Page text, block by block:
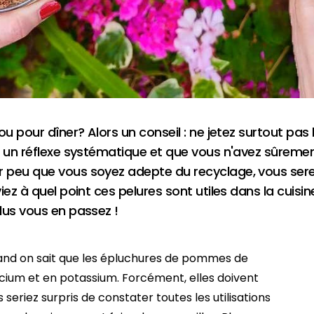
pour dîner? Alors un conseil : ne jetez surtout
réflexe systématique et que vous n'avez
que vous soyez adepte du recyclage, vous
à quel point ces pelures sont utiles dans la
vous en passez !
on sait que les épluchures de pommes de
et en potassium. Forcément, elles doivent
seriez surpris de constater toutes les utilisations